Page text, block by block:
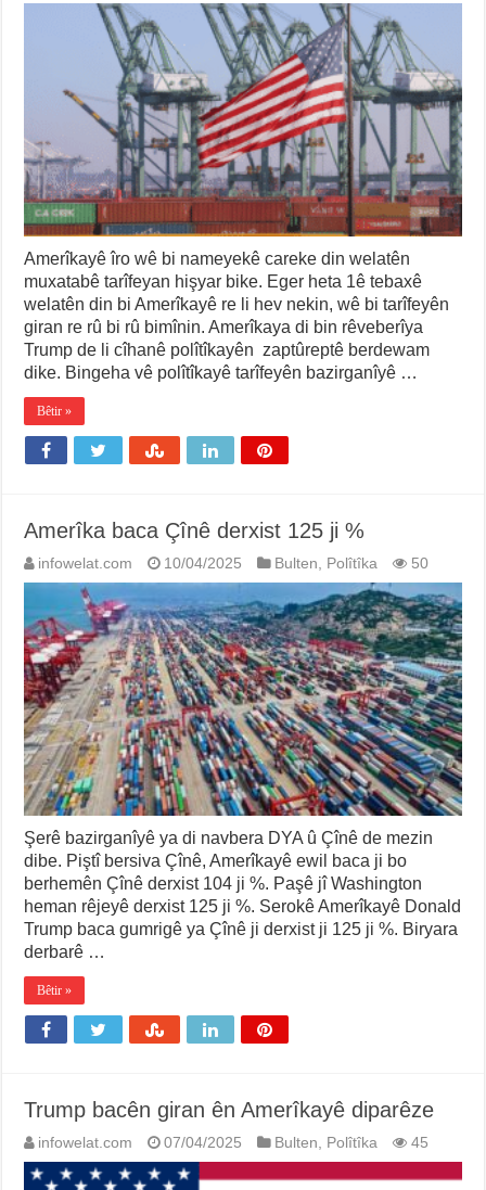
Amerîkayê îro wê bi nameyekê careke din welatên
muxatabê tarîfeyan hişyar bike. Eger heta 1ê tebaxê
welatên din bi Amerîkayê re li hev nekin, wê bi tarîfeyên
giran re rû bi rû bimînin. Amerîkaya di bin rêveberîya
Trump de li cîhanê polîtîkayên zaptûreptê berdewam
dike. Bingeha vê polîtîkayê tarîfeyên bazirganîyê …
Bêtir »
Amerîka baca Çînê derxist 125 ji %
infowelat.com 10/04/2025 Bulten, Polîtîka 50
Şerê bazirganîyê ya di navbera DYA û Çînê de mezin
dibe. Piştî bersiva Çînê, Amerîkayê ewil baca ji bo
berhemên Çînê derxist 104 ji %. Paşê jî Washington
heman rêjeyê derxist 125 ji %. Serokê Amerîkayê Donald
Trump baca gumrigê ya Çînê ji derxist ji 125 ji %. Biryara
derbarê …
Bêtir »
Trump bacên giran ên Amerîkayê diparêze
infowelat.com 07/04/2025 Bulten Polîtîka 45